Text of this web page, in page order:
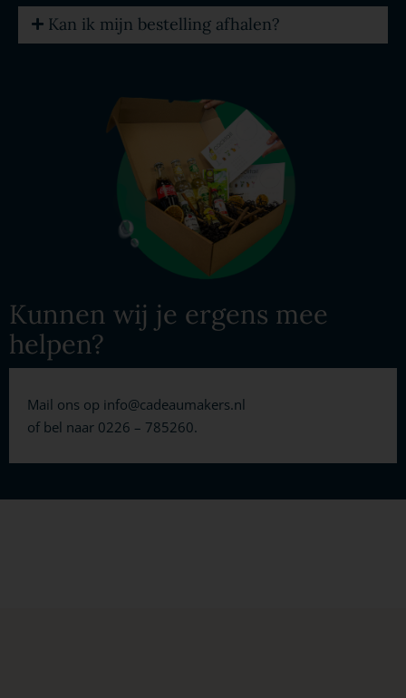
Kunnen wij je ergens mee
helpen?
Mail ons op info@cadeaumakers.nl
of bel naar 0226 – 785260.
Kan ik mijn bestelling afhalen?